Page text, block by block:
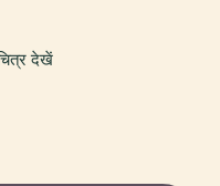
देखें